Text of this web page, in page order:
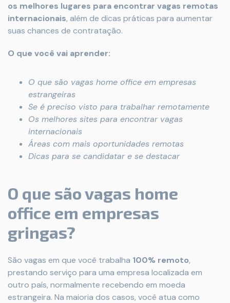
os melhores lugares para encontrar vagas remotas
internacionais, além de dicas práticas para aumentar
suas chances de contratação.
O que você vai aprender:
O que são vagas home office em empresas
estrangeiras
Se é preciso visto para trabalhar remotamente
Os melhores sites para encontrar vagas
internacionais
Áreas com mais oportunidades remotas
Dicas para se candidatar e se destacar
O que são vagas home
office em empresas
gringas?
São vagas em que você trabalha 100% remoto,
prestando serviço para uma empresa localizada em
outro país, normalmente recebendo em moeda
estrangeira. Na maioria dos casos, você atua como